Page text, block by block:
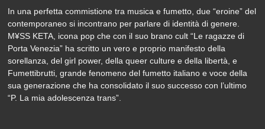
In una perfetta commistione tra musica e fumetto, due “eroine” del
contemporaneo si incontrano per parlare di identità di genere.
M¥SS KETA, icona pop che con il suo brano cult “Le ragazze di
Porta Venezia” ha scritto un vero e proprio manifesto della
sorellanza, del girl power, della queer culture e della libertà, e
Fumettibrutti, grande fenomeno del fumetto italiano e voce della
sua generazione che ha consolidato il suo successo con l’ultimo
“P. La mia adolescenza trans”.